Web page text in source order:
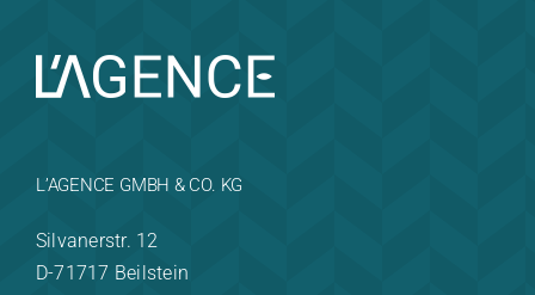
L’AGENCE GMBH & CO. KG
Silvanerstr. 12
D-71717 Beilstein